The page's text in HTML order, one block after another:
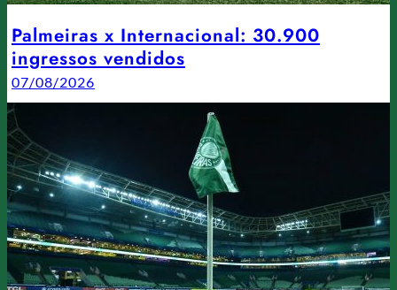
Palmeiras x Internacional: 30.900
ingressos vendidos
07/08/2026